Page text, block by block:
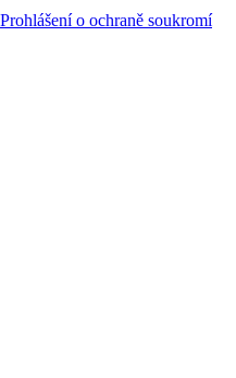
Prohlášení o ochraně soukromí